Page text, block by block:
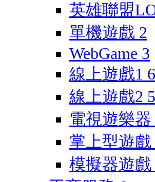
英雄聯盟
單機遊戲 2
WebGame 3
線上遊戲1 6
線上遊戲2 5
電視遊樂器
掌上型遊戲
模擬器遊戲